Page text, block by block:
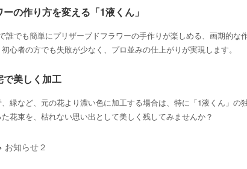
の作り方を変える「1液くん」
誰でも簡単にプリザーブドフラワーの手作りが楽しめる、画期的
心者の方でも失敗が少なく、プロ並みの仕上がりが実現します。
で美しく加工
緑など、元の花より濃い色に加工する場合は、特に「1液くん」
花束を、枯れない思い出として美しく残してみませんか？
お知らせ２